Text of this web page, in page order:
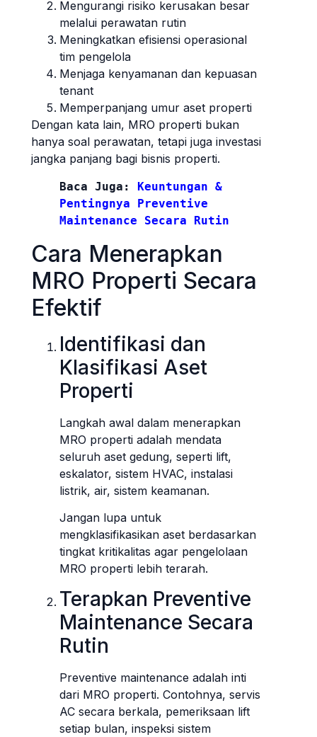
Mengurangi risiko kerusakan besar
melalui perawatan rutin
Meningkatkan efisiensi operasional
tim pengelola
Menjaga kenyamanan dan kepuasan
tenant
Memperpanjang umur aset properti
Dengan kata lain, MRO properti bukan
hanya soal perawatan, tetapi juga investasi
jangka panjang bagi bisnis properti.
Baca Juga: Keuntungan &
Pentingnya Preventive
Maintenance Secara Rutin
Cara Menerapkan
MRO Properti Secara
Efektif
Identifikasi dan
Klasifikasi Aset
Properti
Langkah awal dalam menerapkan
MRO properti adalah mendata
seluruh aset gedung, seperti lift,
eskalator, sistem HVAC, instalasi
listrik, air, sistem keamanan.
Jangan lupa untuk
mengklasifikasikan aset berdasarkan
tingkat kritikalitas agar pengelolaan
MRO properti lebih terarah.
Terapkan Preventive
Maintenance Secara
Rutin
Preventive maintenance adalah inti
dari MRO properti. Contohnya, servis
AC secara berkala, pemeriksaan lift
setiap bulan, inspeksi sistem